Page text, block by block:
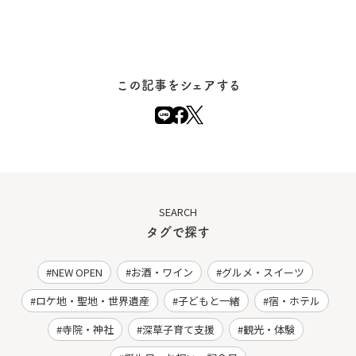
この記事をシェアする
SEARCH
タグで探す
NEW OPEN お酒・ワイン
グルメ・スイーツ
ロケ地・聖地・世界遺産
子どもと一緒
宿・ホテル
寺院・神社
深草子育て支援
観光・体験